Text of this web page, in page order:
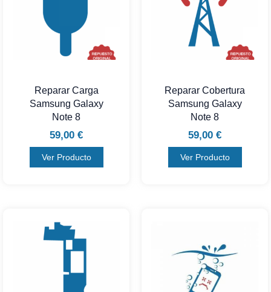
Reparar Carga
Samsung Galaxy
Note 8
59,00 €
Ver Producto
Reparar Cobertura
Samsung Galaxy
Note 8
59,00 €
Ver Producto